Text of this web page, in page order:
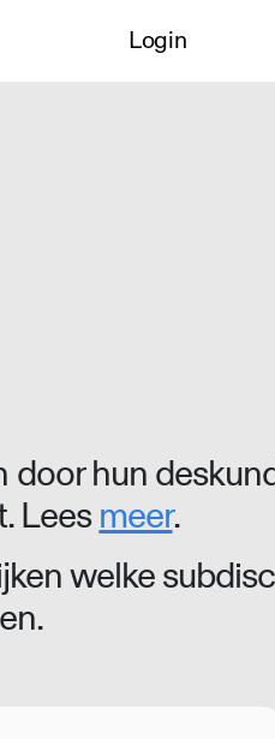
Login
hun
Leesmeer.
welke